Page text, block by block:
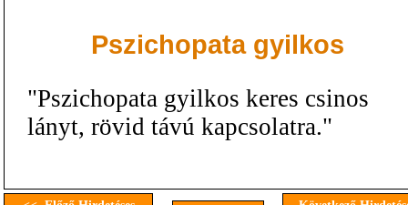
Pszichopata gyilkos
"Pszichopata gyilkos keres csinos
lányt, rövid távú kapcsolatra."